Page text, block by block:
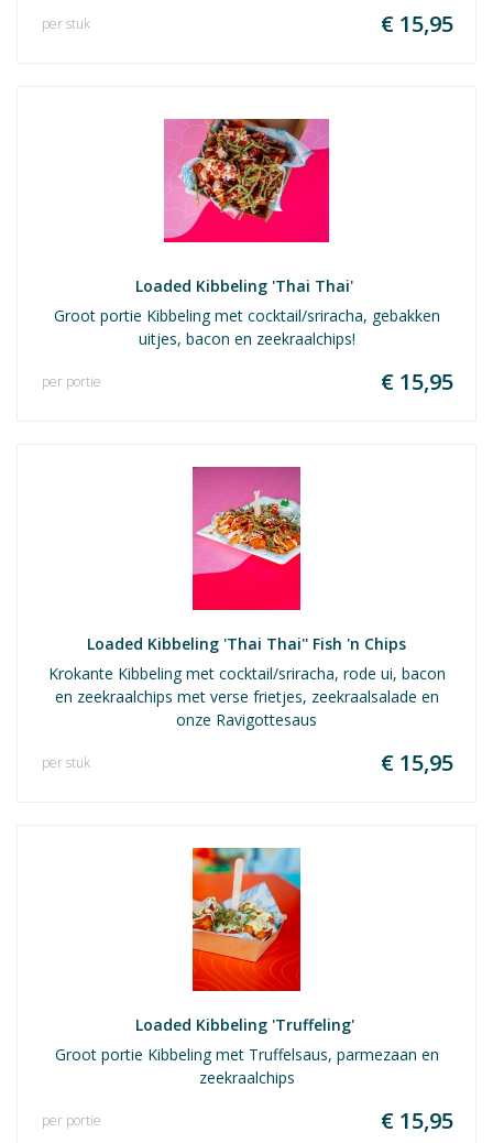
€ 15,95
per stuk
Loaded Kibbeling 'Thai Thai'
Groot portie Kibbeling met cocktail/sriracha, gebakken
uitjes, bacon en zeekraalchips!
€ 15,95
per portie
Loaded Kibbeling 'Thai Thai'' Fish 'n Chips
Krokante Kibbeling met cocktail/sriracha, rode ui, bacon
en zeekraalchips met verse frietjes, zeekraalsalade en
onze Ravigottesaus
€ 15,95
per stuk
Loaded Kibbeling 'Truffeling'
Groot portie Kibbeling met Truffelsaus, parmezaan en
zeekraalchips
€ 15,95
per portie